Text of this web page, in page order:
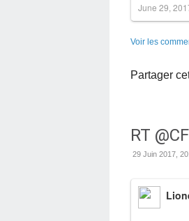
June 29,
Voir les
Partager
RT
29 Juin 2017,